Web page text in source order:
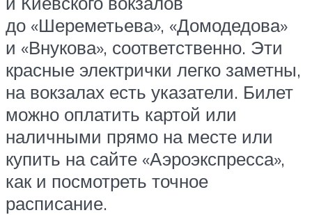
до «Шереметьева», «Домодедова»
и «Внукова», соответственно. Эти
красные электрички легко заметны,
на вокзалах есть указатели. Билет
можно оплатить картой или
наличными прямо на месте или
купить на сайте «Аэроэкспресса»,
как и посмотреть точное
расписание.